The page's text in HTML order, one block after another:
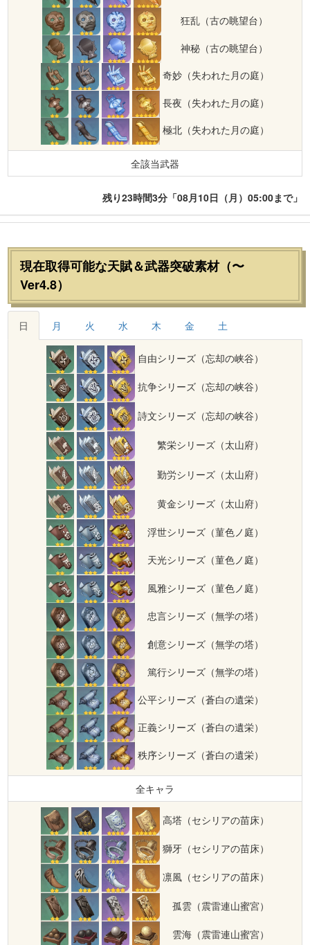
狂乱（古の眺望台）
神秘（古の眺望台）
奇妙（失われた月の庭）
長夜（失われた月の庭）
極北（失われた月の庭）
全該当武器
残り23時間3分「08月10日（月）05:00まで」
現在取得可能な天賦＆武器突破素材（〜
Ver4.8）
日 月 火 水 木 金 土
自由シリーズ（忘却の峡谷）
抗争シリーズ（忘却の峡谷）
詩文シリーズ（忘却の峡谷）
繁栄シリーズ（太山府）
勤労シリーズ（太山府）
黄金シリーズ（太山府）
浮世シリーズ（菫色ノ庭）
天光シリーズ（菫色ノ庭）
風雅シリーズ（菫色ノ庭）
忠言シリーズ（無学の塔）
創意シリーズ（無学の塔）
篤行シリーズ（無学の塔）
公平シリーズ（蒼白の遺栄）
正義シリーズ（蒼白の遺栄）
秩序シリーズ（蒼白の遺栄）
全キャラ
高塔（セシリアの苗床）
獅牙（セシリアの苗床）
凛風（セシリアの苗床）
孤雲（震雷連山蜜宮）
雲海（震雷連山蜜宮）